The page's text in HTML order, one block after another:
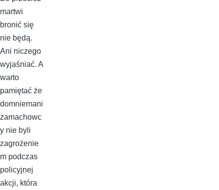
martwi
bronić się
nie będą.
Ani niczego
wyjaśniać. A
warto
pamiętać że
domniemani
zamachowc
y nie byli
zagrożenie
m podczas
policyjnej
akcji, która